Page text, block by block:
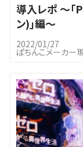
導入レポ ～「
ン)」編～
2022/01/27
ぱちんこメーカー